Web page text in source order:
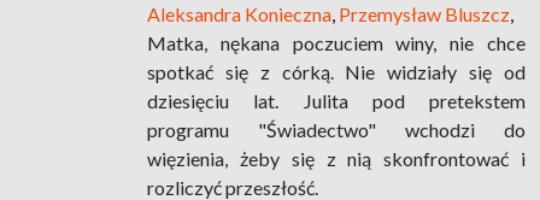
Aleksandra Konieczna Przemysław Bluszcz
Matka, nękana poczuciem winy, nie chce
spotkać się z córką. Nie widziały się od
dziesięciu lat. Julita pod pretekstem
programu "Świadectwo" wchodzi do
więzienia, żeby się z nią skonfrontować i
rozliczyć przeszłość.